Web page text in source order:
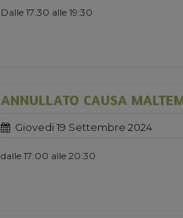
Dalle 17:30 alle 19:30
ANNULLATO CAUSA
Giovedi 19 Settembre 2024
dalle 17:00 alle 20:30